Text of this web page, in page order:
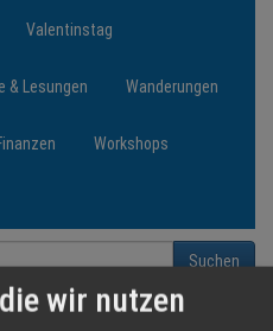
Valentinstag
& Lesungen Wanderungen
Workshops
Suchen
wir nutzen